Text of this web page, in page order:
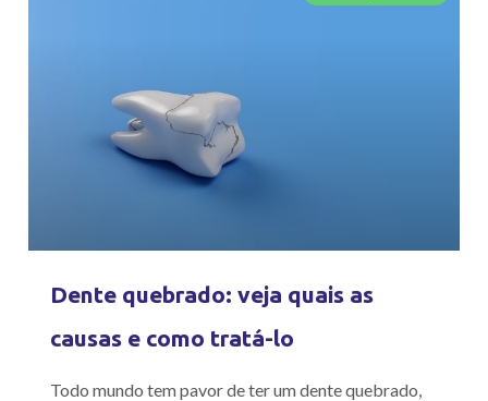
Dente quebrado: veja quais as
causas e como tratá-lo
Todo mundo tem pavor de ter um dente quebrado,